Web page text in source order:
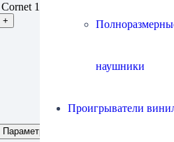
наушники
Проигрыватели
1
Параметры